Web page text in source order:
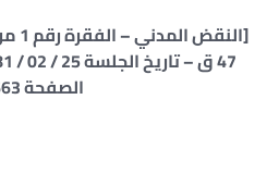
الصفحة 663]